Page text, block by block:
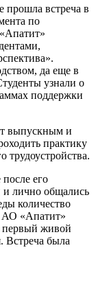
встреча в
по
да еще в
узнали о
поддержки
выпускным и
практику
его
и лично общались
количество
«Апатит»
первый живой
Встреча была